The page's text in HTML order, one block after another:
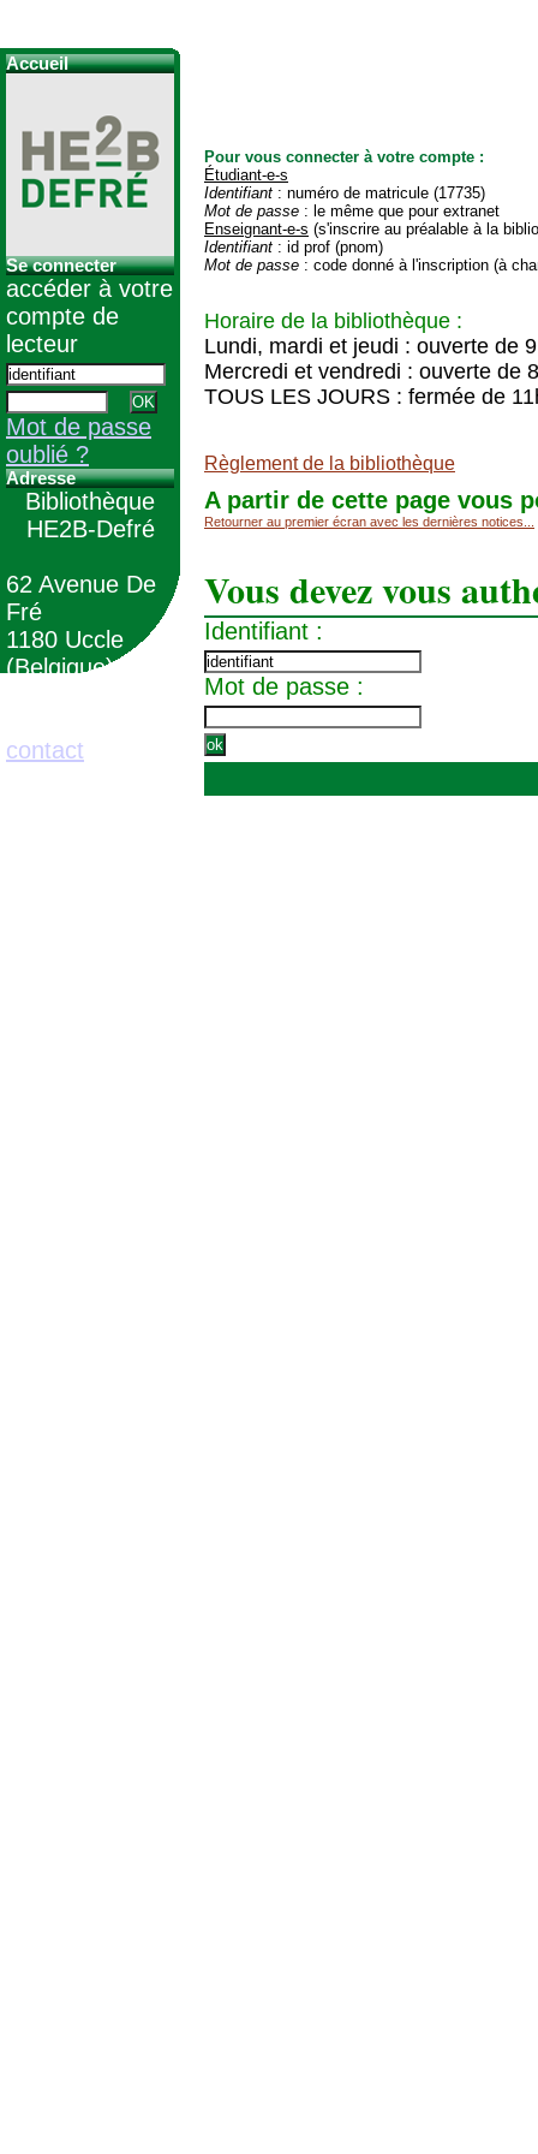
Pour vous connecter à votre compte :
Étudiant-e-s
Identifiant : numéro de matricule (17735)
Mot de passe : le même que pour extranet
Enseignant-e-s (s'inscrire au préalable à la
Identifiant : id prof (pnom)
Mot de passe : code donné à l'inscription (à
Horaire de la bibliothèque :
Lundi, mardi et jeudi : ouverte de
Mercredi et vendredi : ouverte de
TOUS LES JOURS : fermée de
Règlement de la bibliothèque
A partir de cette page vous
Retourner au premier écran avec les dernières notices...
Vous devez vous
Identifiant :
Mot de passe :
Accueil
Se connecter
accéder à votre
compte de
lecteur
Mot de passe
oublié ?
Adresse
Bibliothèque
HE2B-Defré
62 Avenue De
Fré
1180 Uccle
(Belgique)
contact